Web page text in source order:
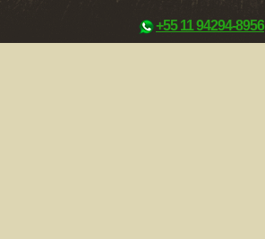
+55 11 94294-8956